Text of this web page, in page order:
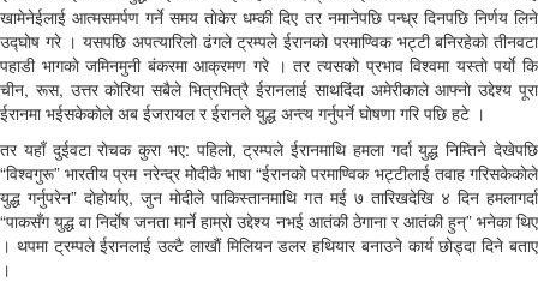
खामेनेईलाई आत्मसमर्पण गर्ने समय ताेकेर धम्की दिए तर नमानेपछि पन्ध्र दिनपछि निर्णय लिने
उद्घाेष गरे । यसपछि अपत्यारिलाे ढंगले ट्रम्पले ईरानकाे परमाण्विक भट्टी बनिरहेकाे तीनवटा
पहाडी भागकाे जमिनमुनी बंकरमा आक्रमण गरे । तर त्यसकाे प्रभाव विश्वमा यस्ताे पर्याे कि
चीन, रूस, उत्तर काेरिया सबैले भित्रभित्रै ईरानलाई साथदिंदा अमेरीकाले आफ्नाे उद्देश्य पूरा
ईरानमा भईसकेकाेले अब ईजरायल र ईरानले युद्ध अन्त्य गर्नुपर्ने घाेषणा गरि पछि हटे ।
तर यहाँ दुईवटा राेचक कुरा भए: पहिलाे, ट्रम्पले ईरानमाथि हमला गर्दा युद्ध निम्तिने देखेपछि
“विश्वगुरू” भारतीय प्रम नरेन्द्र माेेदीकै भाषा “ईरानकाे परमाण्विक भट्टीलाई तवाह गरिसकेकाेले
युद्ध गर्नुपरेन” दाेहाेर्याए, जुन माेदीले पाकिस्तानमाथि गत मई ७ तारिखदेखि ४ दिन हमलागर्दा
“पाकसँग युद्ध वा निर्दाेष जनता मार्ने हाम्राे उद्देश्य नभई आतंकी ठेगाना र आतंकी हुन्” भनेका थिए
। थपमा ट्रम्पले ईरानलाई उल्टै लाखाैं मिलियन डलर हथियार बनाउने कार्य छाेड्दा दिने बताए
।